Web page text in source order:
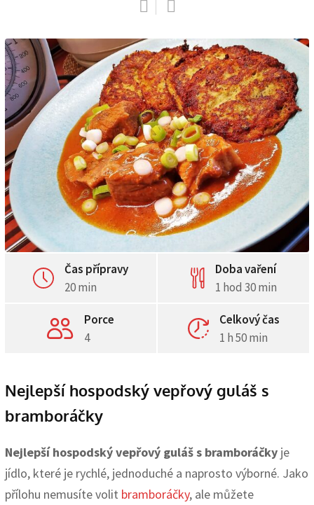
Čas přípravy
20 min
Doba vaření
1 hod 30 min
Porce
4
Celkový čas
1 h 50 min
Nejlepší hospodský vepřový guláš s
bramboráčky
Nejlepší hospodský vepřový guláš s bramboráčky je
jídlo, které je rychlé, jednoduché a naprosto výborné. Jako
přílohu nemusíte volit bramboráčky, ale můžete